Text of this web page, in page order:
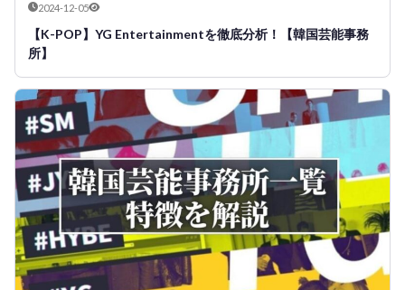
2024-12-05
【K-POP】YG Entertainmentを徹底分析！【韓国芸能事務
所】